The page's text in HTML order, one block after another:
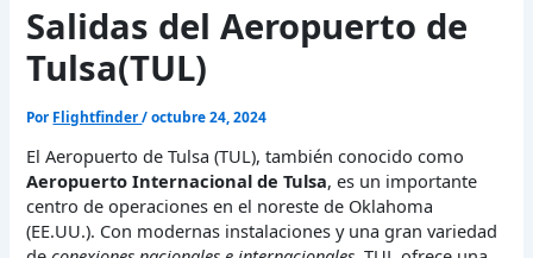
Salidas del Aeropuerto de
Tulsa(TUL)
Por Flightfinder/octubre 24, 2024
El Aeropuerto de Tulsa (TUL), también conocido como
Aeropuerto Internacional de Tulsa, es un importante
centro de operaciones en el noreste de Oklahoma
(EE.UU.). Con modernas instalaciones y una gran variedad